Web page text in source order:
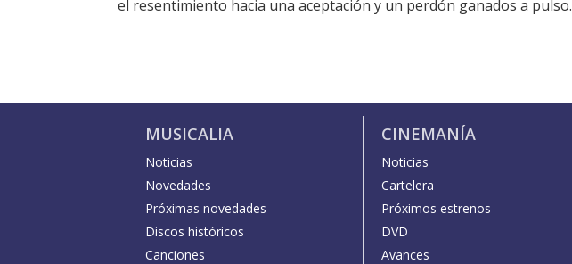
el resentimiento hacia una aceptación y un perdón ganados a pulso.
MUSICALIA
Noticias
Novedades
Próximas novedades
Discos históricos
Canciones
CINEMANÍA
Noticias
Cartelera
Próximos estrenos
DVD
Avances